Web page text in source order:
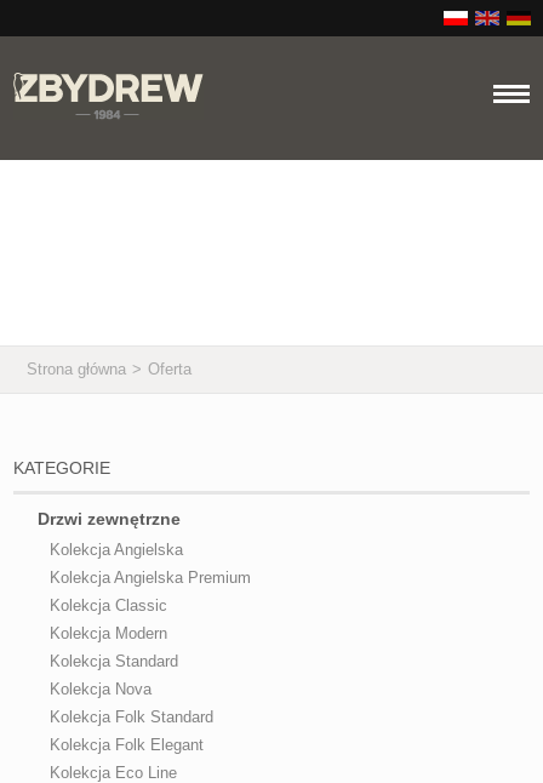
Strona główna > Oferta
KATEGORIE
Drzwi zewnętrzne
Kolekcja Angielska
Kolekcja Angielska Premium
Kolekcja Classic
Kolekcja Modern
Kolekcja Standard
Kolekcja Nova
Kolekcja Folk Standard
Kolekcja Folk Elegant
Kolekcja Eco Line